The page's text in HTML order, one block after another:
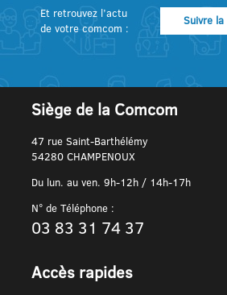
Et retrouvez l’actu
de votre comcom :
Suivre la
Siège de la Comcom
47 rue Saint-Barthélémy
54280 CHAMPENOUX
Du lun. au ven. 9h-12h / 14h-17h
N° de Téléphone :
03 83 31 74 37
Accès rapides